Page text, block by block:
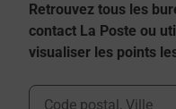
Retrouvez tous les
contact La Poste ou
visualiser les points
Ville, Département,